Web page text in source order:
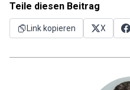
Teile diesen Beitrag
Link kopieren X